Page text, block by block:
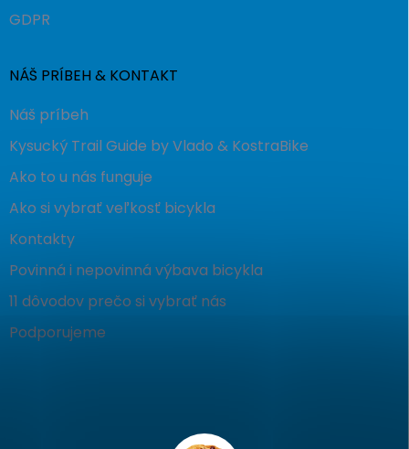
GDPR
NÁŠ PRÍBEH & KONTAKT
Náš príbeh
Kysucký Trail Guide by Vlado & KostraBike
Ako to u nás funguje
Ako si vybrať veľkosť bicykla
Kontakty
Povinná i nepovinná výbava bicykla
11 dôvodov prečo si vybrať nás
Podporujeme